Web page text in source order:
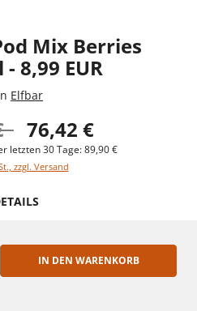
Mix Berries
8,99 EUR
Elfbar
76,42 €
letzten 30 Tage: 89,90 €
zzgl. Versand
IN DEN WARENKORB